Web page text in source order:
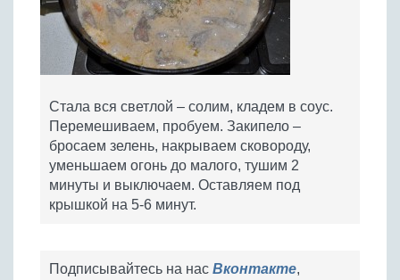
Стала вся светлой – солим, кладем в соус.
Перемешиваем, пробуем. Закипело –
бросаем зелень, накрываем сковороду,
уменьшаем огонь до малого, тушим 2
минуты и выключаем. Оставляем под
крышкой на 5-6 минут.
Подписывайтесь на нас Вконтакте,